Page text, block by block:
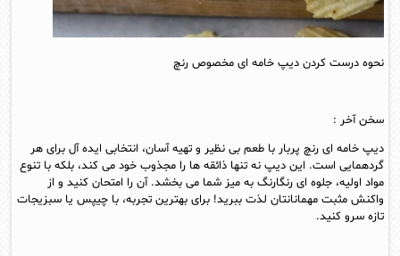
نحوه درست کردن دیپ خامه ای مخصوص رنچ
سخن آخر :
دیپ خامه ای رنچ پربار با طعم بی نظیر و تهیه آسان، انتخابی ایده آل برای هر
گردهمایی است. این دیپ نه تنها ذائقه ها را مجذوب خود می کند، بلکه با تنوع
مواد اولیه، جلوه ای رنگارنگ به میز شما می بخشد. آن را امتحان کنید و از
واکنش مثبت مهمانانتان لذت ببرید! برای بهترین تجربه، با چیپس یا سبزیجات
تازه سرو کنید.